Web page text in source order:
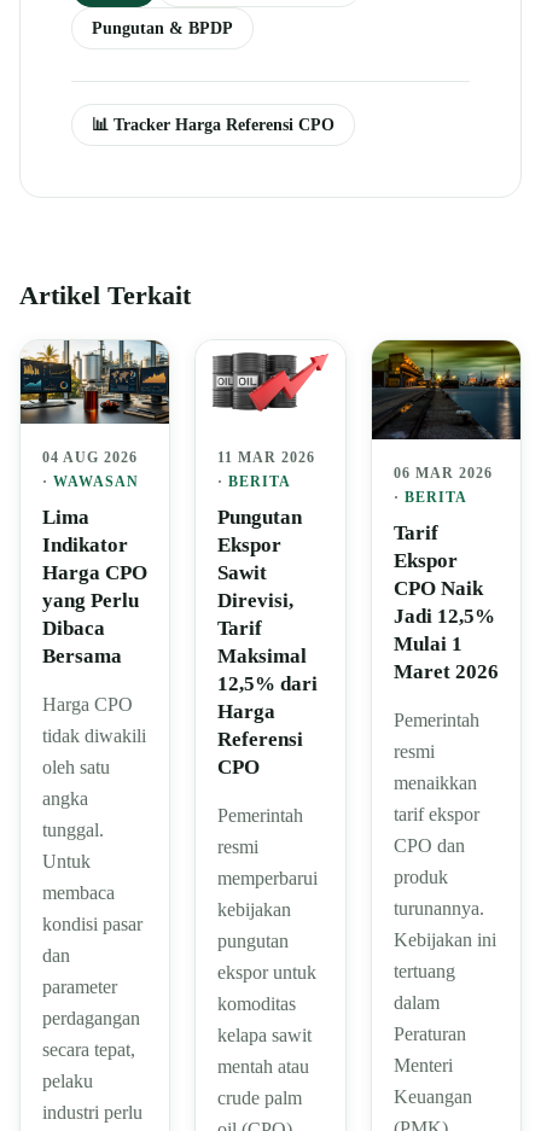
Pungutan & BPDP
📊 Tracker Harga Referensi CPO
Artikel Terkait
04 AUG 2026
· WAWASAN
Lima
Indikator
Harga CPO
yang Perlu
Dibaca
Bersama
Harga CPO
tidak diwakili
oleh satu
angka
tunggal.
Untuk
membaca
kondisi pasar
dan
parameter
perdagangan
secara tepat,
pelaku
industri perlu
11 MAR 2026
·BERITA
Pungutan
Ekspor
Sawit
Direvisi,
Tarif
Maksimal
12,5% dari
Harga
Referensi
CPO
Pemerintah
resmi
memperbarui
kebijakan
pungutan
ekspor untuk
komoditas
kelapa sawit
mentah atau
crude palm
06 MAR 2026
· BERITA
Tarif
Ekspor
CPO Naik
Jadi 12,5%
Mulai 1
Maret 2026
Pemerintah
resmi
menaikkan
tarif ekspor
CPO dan
produk
turunannya.
Kebijakan ini
tertuang
dalam
Peraturan
Menteri
Keuangan